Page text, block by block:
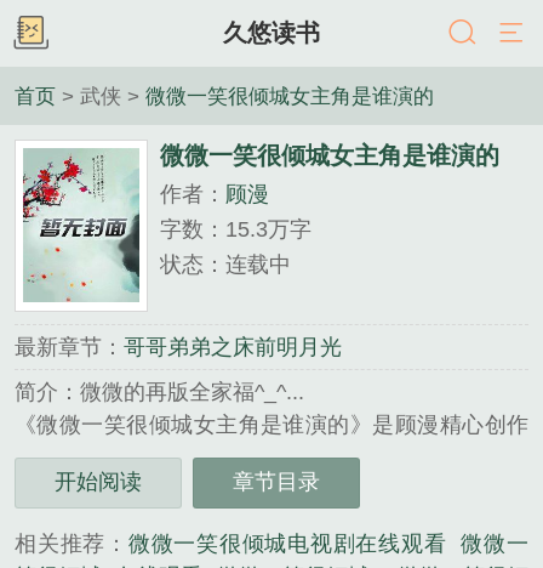
久悠读书
首页 > 武侠 > 微微一笑很倾城女主角是谁演的
微微一笑很倾城女主角是谁演的
作者： 顾漫
字数：15.3万字
状态：连载中
最新章节： 哥哥弟弟之床前明月光
简介：微微的再版全家福^_^...
《微微一笑很倾城女主角是谁演的》是顾漫精心创作
的武侠类小说。
开始阅读
章节目录
相关推荐： 微微一笑很倾城电视剧在线观看
微微一